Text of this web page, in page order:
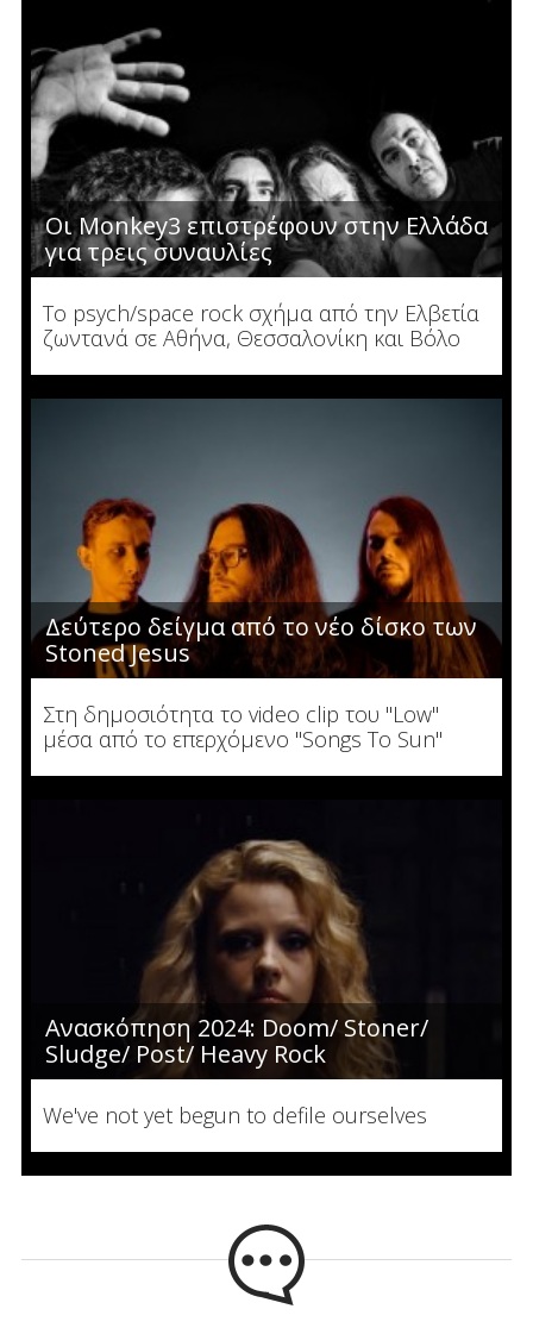
Οι Monkey3 επιστρέφουν στην Ελλάδα
για τρεις συναυλίες
Το psych/space rock σχήμα από την Ελβετία
ζωντανά σε Αθήνα, Θεσσαλονίκη και Βόλο
Δεύτερο δείγμα από το νέο δίσκο των
Stoned Jesus
Στη δημοσιότητα το video clip του "Low"
μέσα από το επερχόμενο "Songs To Sun"
Ανασκόπηση 2024: Doom/ Stoner/
Sludge/ Post/ Heavy Rock
We've not yet begun to defile ourselves